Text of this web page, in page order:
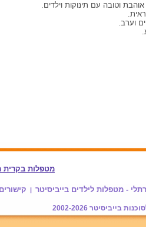
וטובה עם תינוקות וילדים.
וערב.
מטפלות בקרית
- מטפלות לילדים בייביסיטר |
בייביסיטר 2002-2026